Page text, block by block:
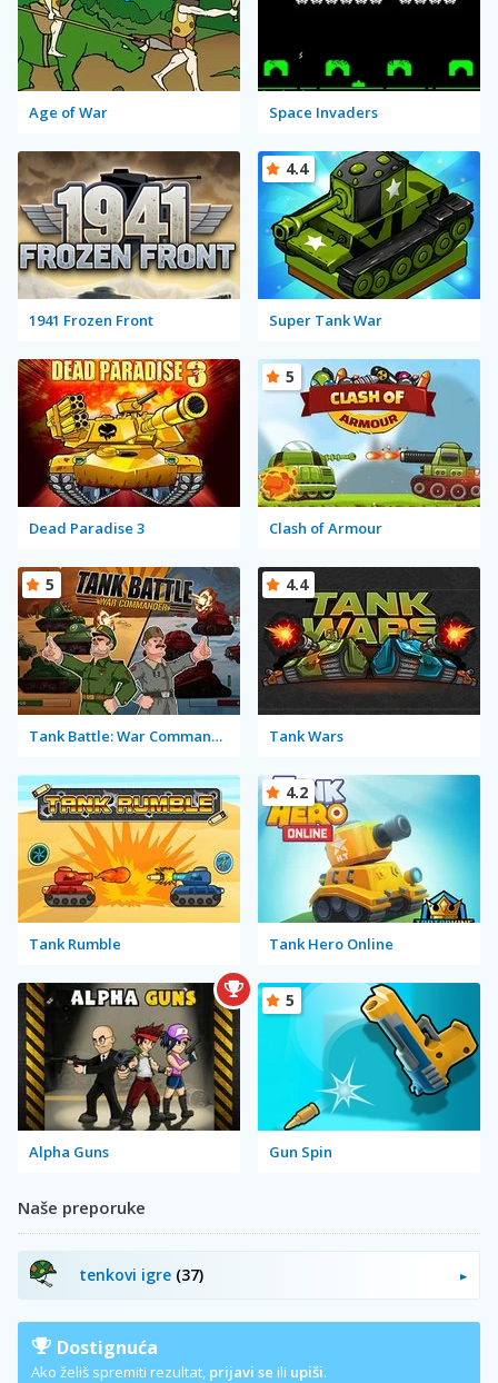
Age of War Space Invaders
1941 Frozen Front Super Tank War
4.4
Dead Paradise 3 Clash of Armour
5
Tank Battle: War Commander
5
Tank Wars
4.4
Tank Rumble Tank Hero Online
4.2
Alpha Guns Gun Spin
5
Naše preporuke
tenkovi igre (37)
Dostignuća
Ako želiš spremiti rezultat, prijavi se ili upiši.